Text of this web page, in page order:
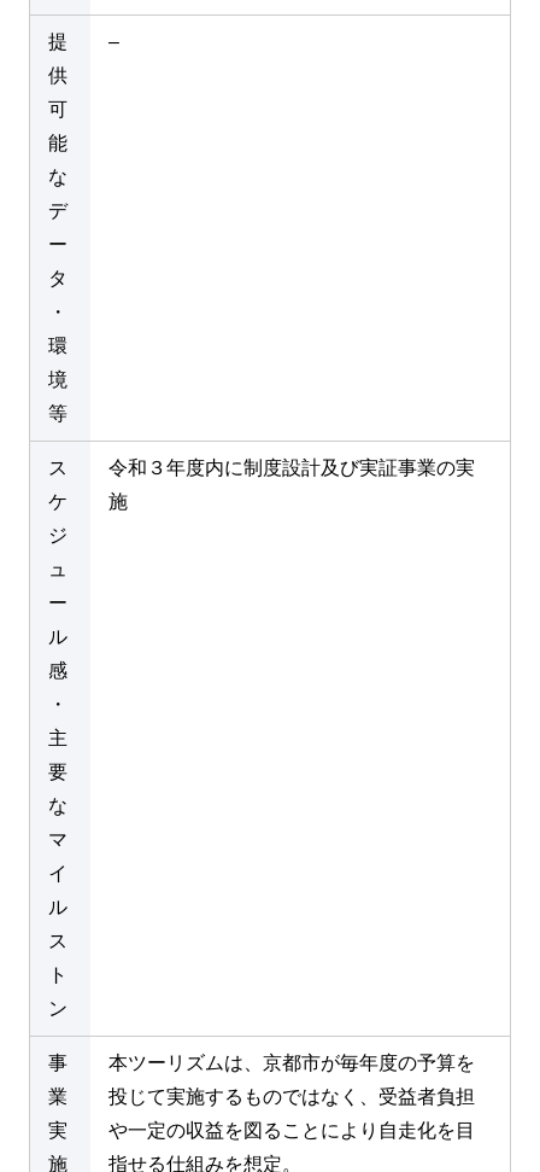
提
供
可
能
な
デ
ー
タ
・
環
境
等
–
ス
ケ
ジ
ュ
ー
ル
感
・
主
要
な
マ
イ
ル
ス
ト
ン
令和３年度内に制度設計及び実証事業の実
施
事
業
実
施
本ツーリズムは、京都市が毎年度の予算を
投じて実施するものではなく、受益者負担
や一定の収益を図ることにより自走化を目
指せる仕組みを想定。